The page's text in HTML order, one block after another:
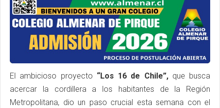
El ambicioso proyecto “Los 16 de Chile”,que busca
acercar la cordillera a los habitantes de la Región
Metropolitana, dio un paso crucial esta semana con el